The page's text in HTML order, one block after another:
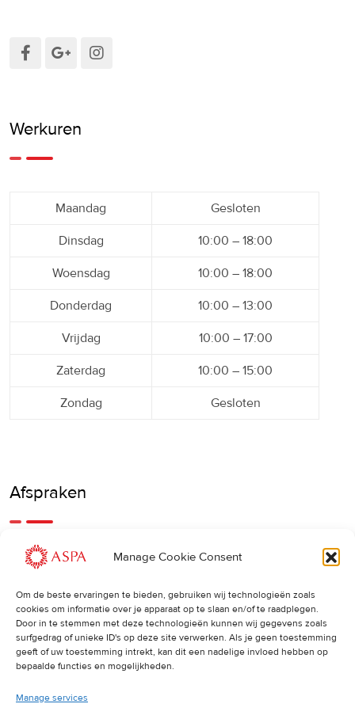
Manage Cookie Consent
Om de beste ervaringen te bieden, gebruiken wij technologieën zoals
cookies om informatie over je apparaat op te slaan en/of te raadplegen.
Door in te stemmen met deze technologieën kunnen wij gegevens zoals
surfgedrag of unieke ID's op deze site verwerken. Als je geen toestemming
geeft of uw toestemming intrekt, kan dit een nadelige invloed hebben op
bepaalde functies en mogelijkheden.
Manage services
Werkuren
Maandag Gesloten
Dinsdag 10:00 – 18:00
Woensdag 10:00 – 18:00
Donderdag 10:00 – 13:00
Vrijdag 10:00 – 17:00
Zaterdag 10:00 – 15:00
Zondag Gesloten
Afspraken
Een eerdere of latere afspraak is ook mogelijk, bel ons
Cancellations:
Indien u een afspraak wilt wijzigen of annuleren, vragen wij
u dit 24 uur van tevoren door te geven. Anders worden de